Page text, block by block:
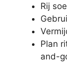
Rij
Plan
and-